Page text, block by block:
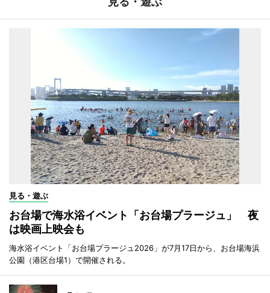
見る・遊ぶ
お台場で海水浴イベント「お台場プラージュ」 夜
は映画上映会も
海水浴イベント「お台場プラージュ2026」が7月17日から、お台場海浜
公園（港区台場1）で開催される。